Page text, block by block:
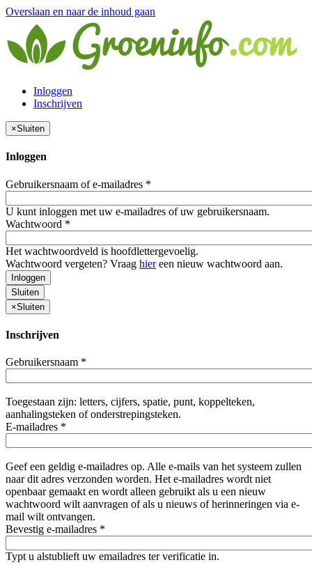
Overslaan en naar de inhoud gaan
Inloggen
Inschrijven
×Sluiten
Inloggen
Gebruikersnaam of e-mailadres *
U kunt inloggen met uw e-mailadres of uw gebruikersnaam.
Wachtwoord *
Het wachtwoordveld is hoofdlettergevoelig.
Wachtwoord vergeten? Vraag hiereen nieuw wachtwoord aan.
Inloggen
Sluiten
×Sluiten
Inschrijven
Gebruikersnaam *
Toegestaan zijn: letters, cijfers, spatie, punt, koppelteken,
aanhalingsteken of onderstrepingsteken.
E-mailadres *
Geef een geldig e-mailadres op. Alle e-mails van het systeem zullen
naar dit adres verzonden worden. Het e-mailadres wordt niet
openbaar gemaakt en wordt alleen gebruikt als u een nieuw
wachtwoord wilt aanvragen of als u nieuws of herinneringen via e-
mail wilt ontvangen.
Bevestig e-mailadres *
Typt u alstublieft uw emailadres ter verificatie in.